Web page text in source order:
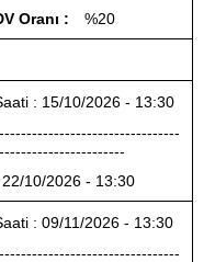
Oranı : %20
: 15/10/2026 - 13:30
10/2026 - 13:30
: 09/11/2026 - 13:30